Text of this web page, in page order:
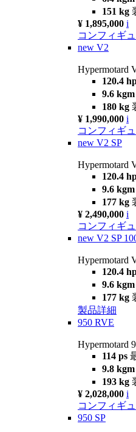
151 kg
¥ 1,895,000 i
コンフィギ
new V2
Hypermotard
120.4
9.6 kgm
180 kg
¥ 1,990,000 i
コンフィギ
new V2 SP
Hypermotard
120.4
9.6 kgm
177 kg
¥ 2,490,000 i
コンフィギ
new V2 SP
Hypermotard
120.4
9.6 kgm
177 kg
製品詳細
950 RVE
Hypermotard
114 ps
9.8 kgm
193 kg
¥ 2,028,000 i
コンフィギ
950 SP